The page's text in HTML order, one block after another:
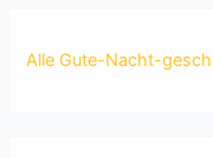
Alle Gute-Nacht-